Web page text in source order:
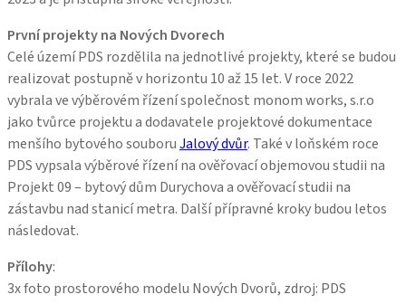
První projekty na Nových Dvorech
Celé území PDS rozdělila na jednotlivé projekty, které se budou
realizovat postupně v horizontu 10 až 15 let. V roce 2022
vybrala ve výběrovém řízení společnost monom works, s.r.o
jako tvůrce projektu a dodavatele projektové dokumentace
menšího bytového souboruJalový dvůr. Také v loňském roce
PDS vypsala výběrové řízení na ověřovací objemovou studii na
Projekt 09 – bytový dům Durychova a ověřovací studii na
zástavbu nad stanicí metra. Další přípravné kroky budou letos
následovat.
Přílohy:
3x foto prostorového modelu Nových Dvorů, zdroj: PDS